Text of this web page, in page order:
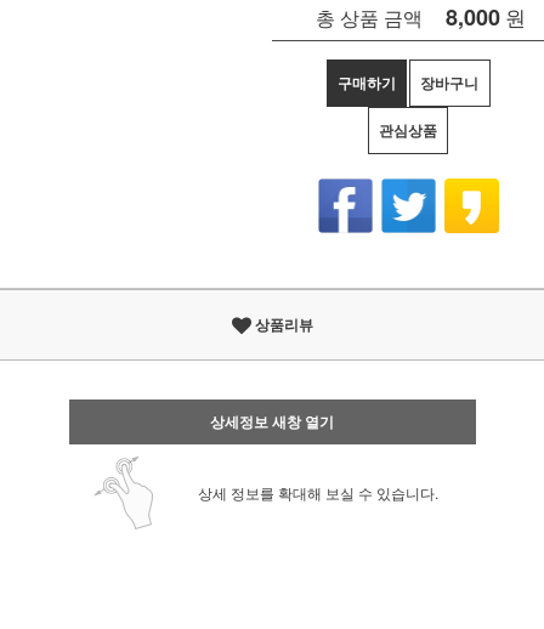
총 상품 금액 8,000 원
구매하기 장바구니
관심상품
상품리뷰
상세정보 새창 열기
상세 정보를 확대해 보실 수 있습니다.